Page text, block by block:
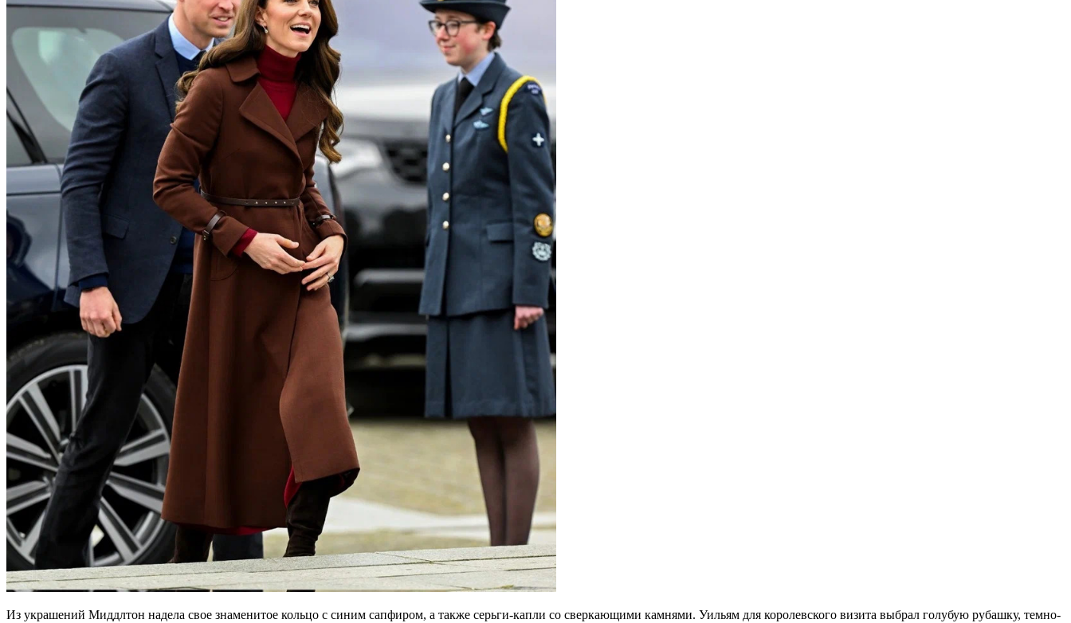
Из украшений Миддлтон надела свое знаменитое кольцо с синим сапфиром, а также серьги-капли со сверкающими камнями. Уильям для королевского визита выбрал голубую рубашку, темно-